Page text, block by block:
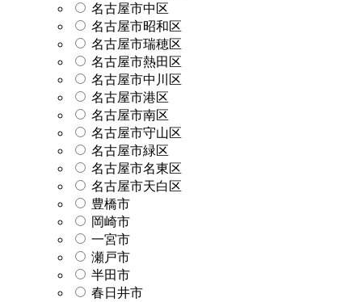
名古屋市中区
名古屋市昭和区
名古屋市瑞穂区
名古屋市熱田区
名古屋市中川区
名古屋市港区
名古屋市南区
名古屋市守山区
名古屋市緑区
名古屋市名東区
名古屋市天白区
豊橋市
岡崎市
一宮市
瀬戸市
半田市
春日井市